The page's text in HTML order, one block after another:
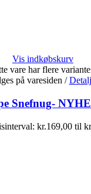
Vis indkøbskurv
vare har flere
på varesiden /
Snefnug-
kr.169,00 til